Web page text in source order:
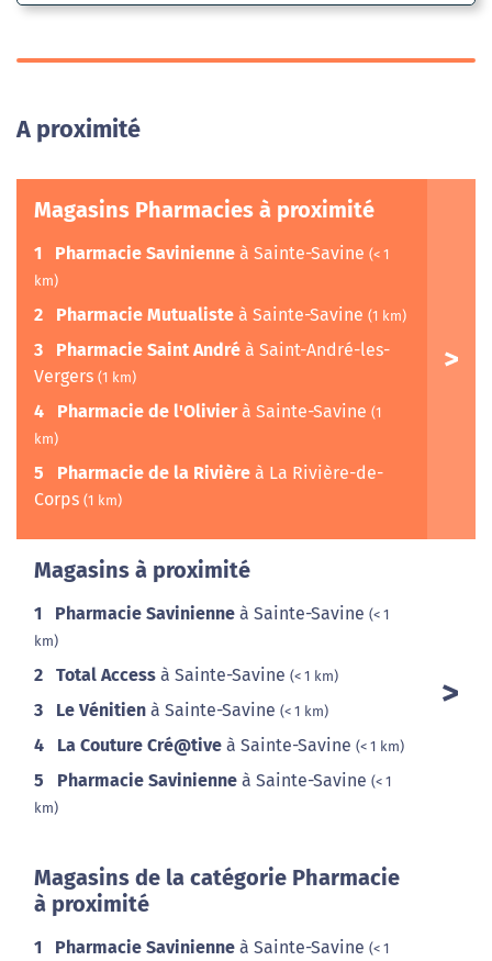
A proximité
Magasins Pharmacies à proximité
1 Pharmacie Savinienne à Sainte-Savine (< 1
km)
2 Pharmacie Mutualiste à Sainte-Savine (1 km)
3 Pharmacie Saint André à Saint-André-les-
Vergers (1 km)
4 Pharmacie de l'Olivierà Sainte-Savine (1
km)
5 Pharmacie de la Rivière à La Rivière-de-
Corps (1 km)
Magasins à proximité
1 Pharmacie Savinienne à Sainte-Savine (< 1
km)
2 Total Access à Sainte-Savine (< 1 km)
3 Le Vénitien à Sainte-Savine (< 1 km)
4 La Couture Cré@tive à Sainte-Savine (< 1 km)
5 Pharmacie Savinienne à Sainte-Savine (< 1
km)
Magasins de la catégorie Pharmacie
à proximité
1 Pharmacie Savinienne à Sainte-Savine (< 1